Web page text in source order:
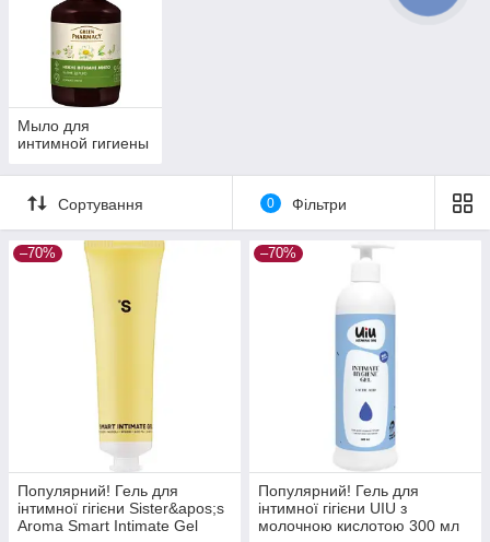
Мыло для
интимной гигиены
Сортування 0 Фільтри
–70%
Популярний! Гель для
інтимної гігієни Sister&apos;s
Aroma Smart Intimate Gel
–70%
Популярний! Гель для
інтимної гігієни UIU з
молочною кислотою 300 мл